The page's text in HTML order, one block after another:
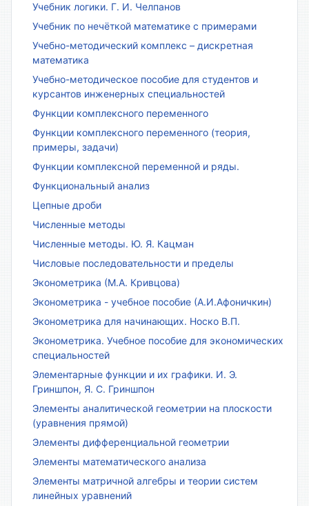
Учебник логики. Г. И. Челпанов
Учебник по нечёткой математике с примерами
Учебно-методический комплекс – дискретная
математика
Учебно-методическое пособие для студентов и
курсантов инженерных специальностей
Функции комплексного переменного
Функции комплексного переменного (теория,
примеры, задачи)
Функции комплексной переменной и ряды.
Функциональный анализ
Цепные дроби
Численные методы
Численные методы. Ю. Я. Кацман
Числовые последовательности и пределы
Эконометрика (М.А. Кривцова)
Эконометрика - учебное пособие (А.И.Афоничкин)
Эконометрика для начинающих. Носко В.П.
Эконометрика. Учебное пособие для экономических
специальностей
Элементарные функции и их графики. И. Э.
Гриншпон, Я. С. Гриншпон
Элементы аналитической геометрии на плоскости
(уравнения прямой)
Элементы дифференциальной геометрии
Элементы математического анализа
Элементы матричной алгебры и теории систем
линейных уравнений